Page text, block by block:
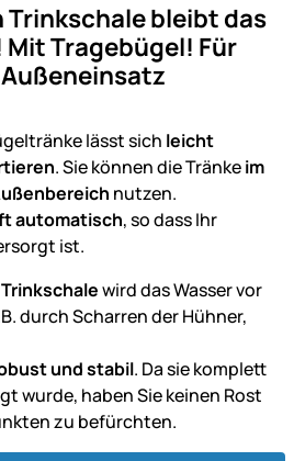
Trinkschale bleibt das
Tragebügel! Für
lässt sich leicht
. Sie können die Tränkeim
nutzen.
automatisch, so dass Ihr
ist.
wird das Wasser vor
durch Scharren der Hühner,
und stabil. Da sie komplett
wurde, haben Sie keinen Rost
zu befürchten.